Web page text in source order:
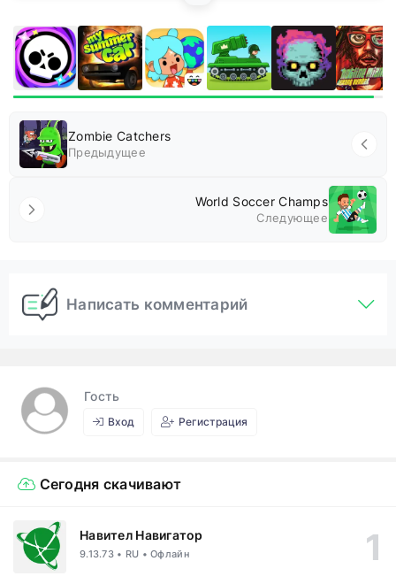
Zombie Catchers
Предыдущее
World Soccer Champs
Следующее
Написать комментарий
Гость
Вход Регистрация
Сегодня скачивают
Навител Навигатор
9.13.73 • RU • Офлайн